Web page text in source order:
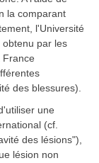
la comparant
l'Université
par les
France
des blessures).
une
(cf.
des lésions"),
lésion non